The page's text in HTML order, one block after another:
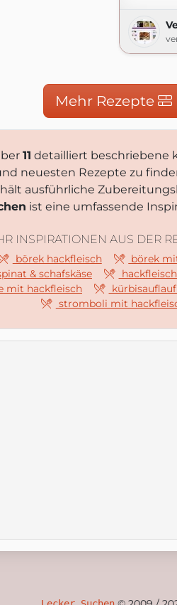
Mehr Rezepte
11 detailliert beschriebene
neuesten Rezepte zu
ausführliche
ist eine umfassende
INSPIRATIONEN AUS DER
börek hackfleisch börek
& schafskäse
mit hackfleisch
stromboli mit